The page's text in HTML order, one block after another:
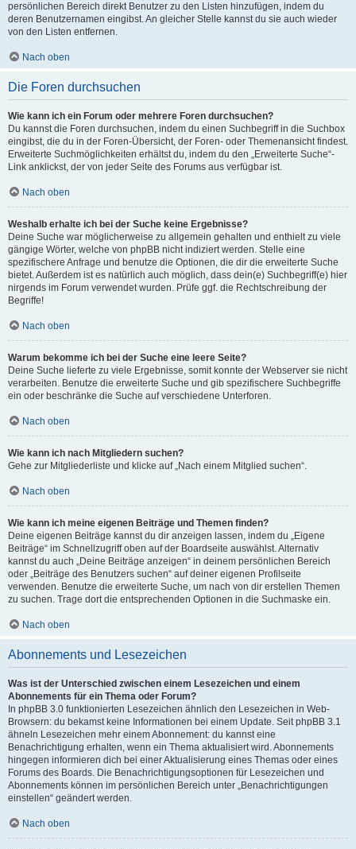
persönlichen Bereich direkt Benutzer zu den Listen hinzufügen, indem du
deren Benutzernamen eingibst. An gleicher Stelle kannst du sie auch wieder
von den Listen entfernen.
Nach oben
Die Foren durchsuchen
Wie kann ich ein Forum oder mehrere Foren durchsuchen?
Du kannst die Foren durchsuchen, indem du einen Suchbegriff in die Suchbox
eingibst, die du in der Foren-Übersicht, der Foren- oder Themenansicht findest.
Erweiterte Suchmöglichkeiten erhältst du, indem du den „Erweiterte Suche“-
Link anklickst, der von jeder Seite des Forums aus verfügbar ist.
Nach oben
Weshalb erhalte ich bei der Suche keine Ergebnisse?
Deine Suche war möglicherweise zu allgemein gehalten und enthielt zu viele
gängige Wörter, welche von phpBB nicht indiziert werden. Stelle eine
spezifischere Anfrage und benutze die Optionen, die dir die erweiterte Suche
bietet. Außerdem ist es natürlich auch möglich, dass dein(e) Suchbegriff(e) hier
nirgends im Forum verwendet wurden. Prüfe ggf. die Rechtschreibung der
Begriffe!
Nach oben
Warum bekomme ich bei der Suche eine leere Seite?
Deine Suche lieferte zu viele Ergebnisse, somit konnte der Webserver sie nicht
verarbeiten. Benutze die erweiterte Suche und gib spezifischere Suchbegriffe
ein oder beschränke die Suche auf verschiedene Unterforen.
Nach oben
Wie kann ich nach Mitgliedern suchen?
Gehe zur Mitgliederliste und klicke auf „Nach einem Mitglied suchen“.
Nach oben
Wie kann ich meine eigenen Beiträge und Themen finden?
Deine eigenen Beiträge kannst du dir anzeigen lassen, indem du „Eigene
Beiträge“ im Schnellzugriff oben auf der Boardseite auswählst. Alternativ
kannst du auch „Deine Beiträge anzeigen“ in deinem persönlichen Bereich
oder „Beiträge des Benutzers suchen“ auf deiner eigenen Profilseite
verwenden. Benutze die erweiterte Suche, um nach von dir erstellen Themen
zu suchen. Trage dort die entsprechenden Optionen in die Suchmaske ein.
Nach oben
Abonnements und Lesezeichen
Was ist der Unterschied zwischen einem Lesezeichen und einem
Abonnements für ein Thema oder Forum?
In phpBB 3.0 funktionierten Lesezeichen ähnlich den Lesezeichen in Web-
Browsern: du bekamst keine Informationen bei einem Update. Seit phpBB 3.1
ähneln Lesezeichen mehr einem Abonnement: du kannst eine
Benachrichtigung erhalten, wenn ein Thema aktualisiert wird. Abonnements
hingegen informieren dich bei einer Aktualisierung eines Themas oder eines
Forums des Boards. Die Benachrichtigungsoptionen für Lesezeichen und
Abonnements können im persönlichen Bereich unter „Benachrichtigungen
einstellen“ geändert werden.
Nach oben